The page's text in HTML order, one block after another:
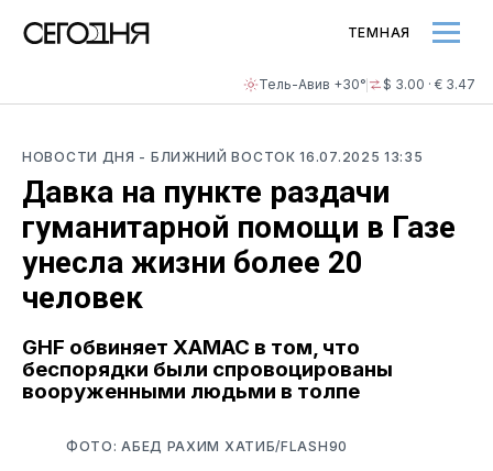
Тель-Авив +30° $ 3.00 · € 3.47
ТЕМНАЯ
НОВОСТИ ДНЯ - БЛИЖНИЙ ВОСТОК16.07.2025 13:35
Давка на пункте раздачи
гуманитарной помощи в Газе
унесла жизни более 20
человек
GHF обвиняет ХАМАС в том, что
беспорядки были спровоцированы
вооруженными людьми в толпе
ФОТО: АБЕД РАХИМ ХАТИБ/FLASH90